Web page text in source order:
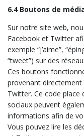
6.4 Boutons de
Sur notre site web,
Facebook et Twitter
exemple “j’aime”,
“tweet”) sur des
Ces boutons
provenant
Twitter. Ce code place
sociaux peuvent
informations afin de
Vous pouvez lire les